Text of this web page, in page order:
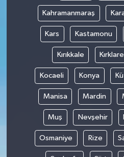
Kahramanmaraş
Kars Kastamonu
Kırıkkale
Kocaeli Konya
Manisa Mardin
Muş Nevşehir
Osmaniye Rize